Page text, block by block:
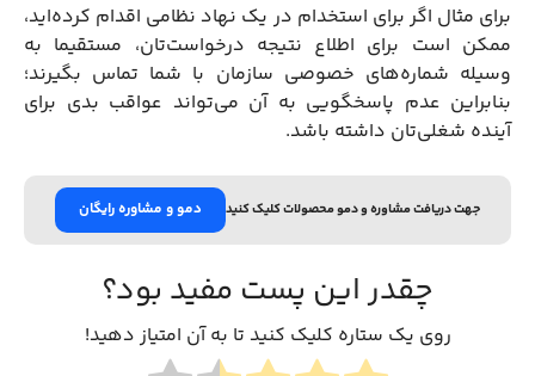
برای مثال اگر برای استخدام در یک نهاد نظامی اقدام کرده‌اید،
ممکن است برای اطلاع نتیجه درخواست‌تان، مستقیما به
وسیله شماره‌های خصوصی سازمان با شما تماس بگیرند؛
بنابراین عدم پاسخگویی به آن می‌تواند عواقب بدی برای
آینده شغلی‌تان داشته باشد.
جهت دریافت مشاوره و دمو محصولات کلیک کنید دمو و مشاوره رایگان
چقدر این پست مفید بود؟
روی یک ستاره کلیک کنید تا به آن امتیاز دهید!